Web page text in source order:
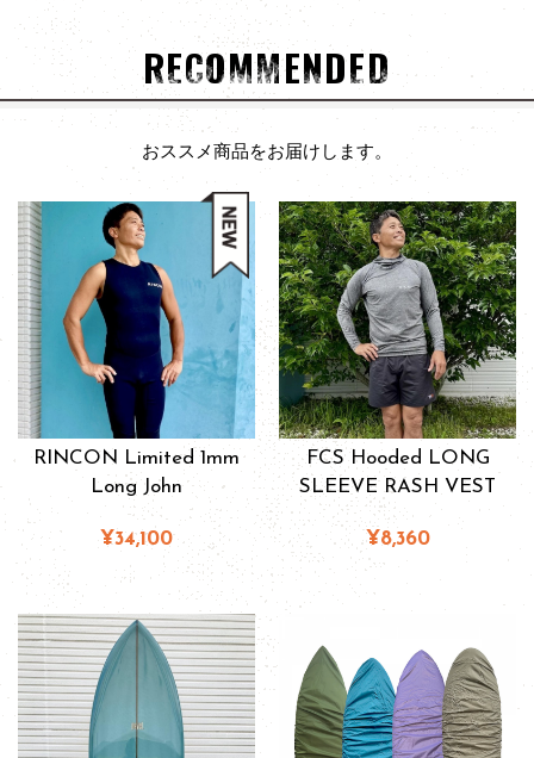
RECOMMENDED
おススメ商品をお届けします。
RINCON Limited 1mm
Long John
¥34,100
FCS Hooded LONG
SLEEVE RASH VEST
¥8,360